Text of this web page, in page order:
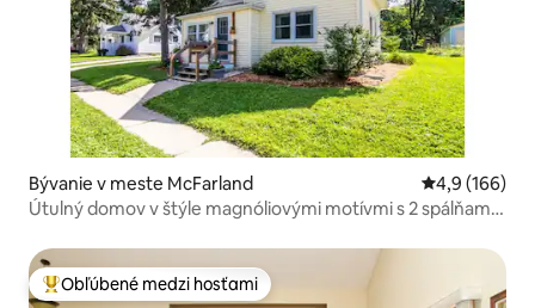
Bývanie v meste McFarland Priemerné
4,9 (166)
Útulný domov v štýle magnóliovými motívmi s 2 spálňami
Najobľúbenejšie medzi hosťami
Obľúbené medzi hosťami